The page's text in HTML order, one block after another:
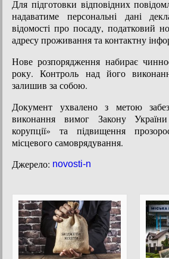
Для підготовки відповідних
надаватиме персональні дані
відомості про посаду, податковий
адресу проживання та контактну
Нове розпорядження набирає
року. Контроль над його
залишив за собою.
Документ ухвалено з метою
виконання вимог Закону
корупції» та підвищення
місцевого самоврядування.
Джерело: novosti-n